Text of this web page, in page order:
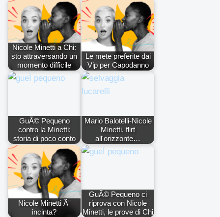
Nicole Minetti a Chi:
sto attraversando un
momento difficile
Le mete preferite dai
Vip per Capodanno
GuÃ© Pequeno
contro la Minetti:
storia di poco conto
Mario Balotelli-Nicole
Minetti, flirt
all'orizzonte…
Nicole Minetti Ã¨
incinta?
GuÃ© Pequeno ci
riprova con Nicole
Minetti, le prove di Chi